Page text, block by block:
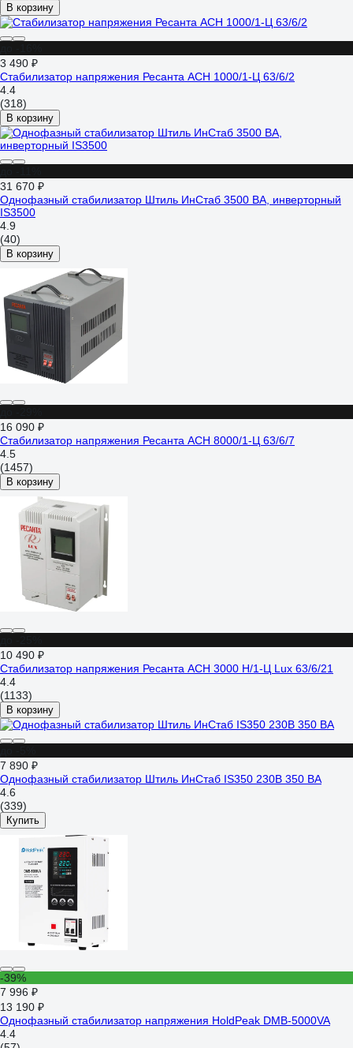
В корзину
3 490 ₽
Стабилизатор напряжения Ресанта АСН 1000/1-Ц 63/6/2
4.4
(318)
В корзину
31 670 ₽
Однофазный стабилизатор Штиль ИнСтаб 3500 ВА, инверторный
IS3500
4.9
(40)
В корзину
16 090 ₽
Стабилизатор напряжения Ресанта АСН 8000/1-Ц 63/6/7
4.5
(1457)
В корзину
10 490 ₽
Стабилизатор напряжения Ресанта АСН 3000 Н/1-Ц Lux 63/6/21
4.4
(1133)
В корзину
7 890 ₽
Однофазный стабилизатор Штиль ИнСтаб IS350 230В 350 ВА
4.6
(339)
Купить
-39%
7 996 ₽
13 190 ₽
Однофазный стабилизатор напряжения HoldPeak DMB-5000VA
4.4